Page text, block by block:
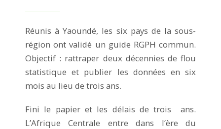
Réunis à Yaoundé, les six pays de la sous-
région ont validé un guide RGPH commun.
Objectif : rattraper deux décennies de flou
statistique et publier les données en six
mois au lieu de trois ans.
Fini le papier et les délais de trois ans.
L’Afrique Centrale entre dans l’ère du